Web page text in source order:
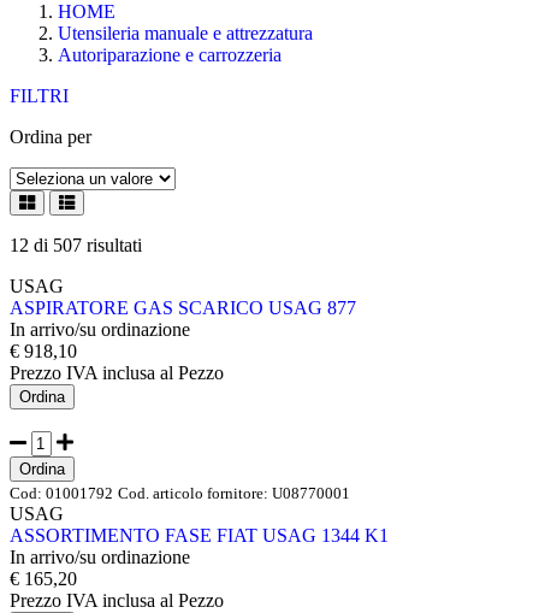
HOME
Utensileria manuale e attrezzatura
Autoriparazione e carrozzeria
FILTRI
Ordina per
12 di 507 risultati
USAG
ASPIRATORE GAS SCARICO USAG 877
In arrivo/su ordinazione
€ 918,10
Prezzo IVA inclusa al Pezzo
Ordina
Ordina
Cod: 01001792 Cod. articolo fornitore: U08770001
USAG
ASSORTIMENTO FASE FIAT USAG 1344 K1
In arrivo/su ordinazione
€ 165,20
Prezzo IVA inclusa al Pezzo